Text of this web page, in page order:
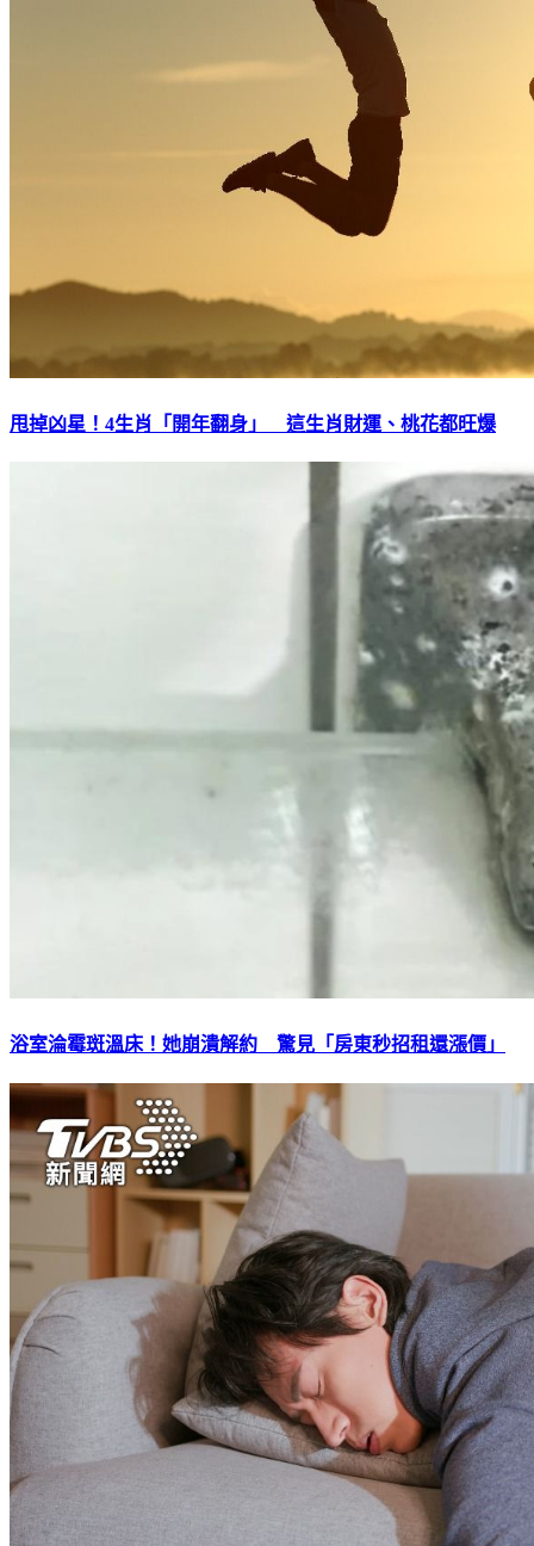
甩掉凶星！4生肖「開年翻身」 這生肖財運、桃花都旺爆
浴室淪霉斑溫床！她崩潰解約 驚見「房東秒招租還漲價」